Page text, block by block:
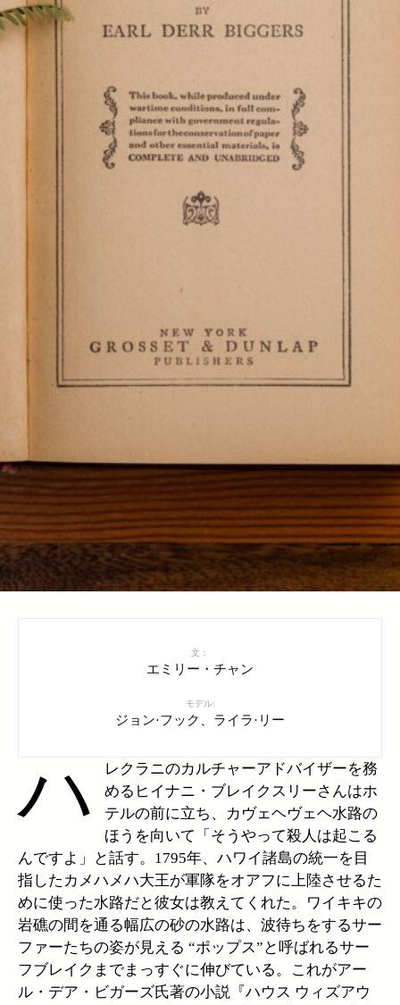
文：
エミリー・チャン
モデル:
ジョン·フック、ライラ·リー
ハ
レクラニのカルチャーアドバイザーを務
めるヒイナニ・ブレイクスリーさんはホ
テルの前に立ち、カヴェヘヴェヘ水路の
ほうを向いて「そうやって殺人は起こる
んですよ」と話す。1795年、ハワイ諸島の統一を目
指したカメハメハ大王が軍隊をオアフに上陸させるた
めに使った水路だと彼女は教えてくれた。ワイキキの
岩礁の間を通る幅広の砂の水路は、波待ちをするサー
ファーたちの姿が見える “ポップス”と呼ばれるサー
フブレイクまでまっすぐに伸びている。これがアー
ル・デア・ビガーズ氏著の小説『ハウス ウィズアウ